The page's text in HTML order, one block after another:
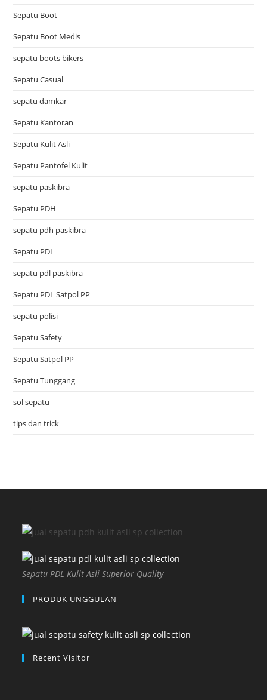
Sepatu Boot
Sepatu Boot Medis
sepatu boots bikers
Sepatu Casual
sepatu damkar
Sepatu Kantoran
Sepatu Kulit Asli
Sepatu Pantofel Kulit
sepatu paskibra
Sepatu PDH
sepatu pdh paskibra
Sepatu PDL
sepatu pdl paskibra
Sepatu PDL Satpol PP
sepatu polisi
Sepatu Safety
Sepatu Satpol PP
Sepatu Tunggang
sol sepatu
tips dan trick
Sepatu PDL Kulit Asli Superior Quality
PRODUK UNGGULAN
Recent Visitor